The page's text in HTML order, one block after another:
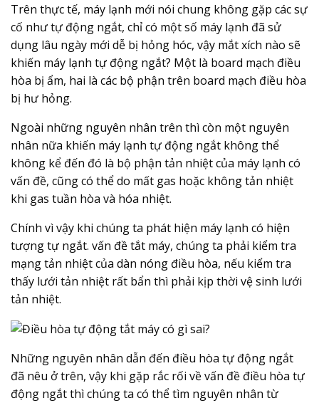
Trên thực tế, máy lạnh mới nói chung không gặp các sự
cố như tự động ngắt, chỉ có một số máy lạnh đã sử
dụng lâu ngày mới dễ bị hỏng hóc, vậy mắt xích nào sẽ
khiến máy lạnh tự động ngắt? Một là board mạch điều
hòa bị ẩm, hai là các bộ phận trên board mạch điều hòa
bị hư hỏng.
Ngoài những nguyên nhân trên thì còn một nguyên
nhân nữa khiến máy lạnh tự động ngắt không thể
không kể đến đó là bộ phận tản nhiệt của máy lạnh có
vấn đề, cũng có thể do mất gas hoặc không tản nhiệt
khi gas tuần hòa và hóa nhiệt.
Chính vì vậy khi chúng ta phát hiện máy lạnh có hiện
tượng tự ngắt. vấn đề tắt máy, chúng ta phải kiểm tra
mạng tản nhiệt của dàn nóng điều hòa, nếu kiểm tra
thấy lưới tản nhiệt rất bẩn thì phải kịp thời vệ sinh lưới
tản nhiệt.
Những nguyên nhân dẫn đến điều hòa tự động ngắt
đã nêu ở trên, vậy khi gặp rắc rối về vấn đề điều hòa tự
động ngắt thì chúng ta có thể tìm nguyên nhân từ